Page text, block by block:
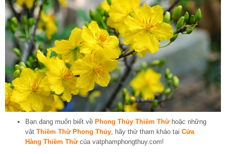
Bạn đang muốn biết về Phong Thủy Thiềm Thừhoặc những
vật Thiềm Thừ Phong Thủy, hãy thử tham khảo tại Cửa
Hàng Thiềm Thừcủa vatphamphongthuy.com!